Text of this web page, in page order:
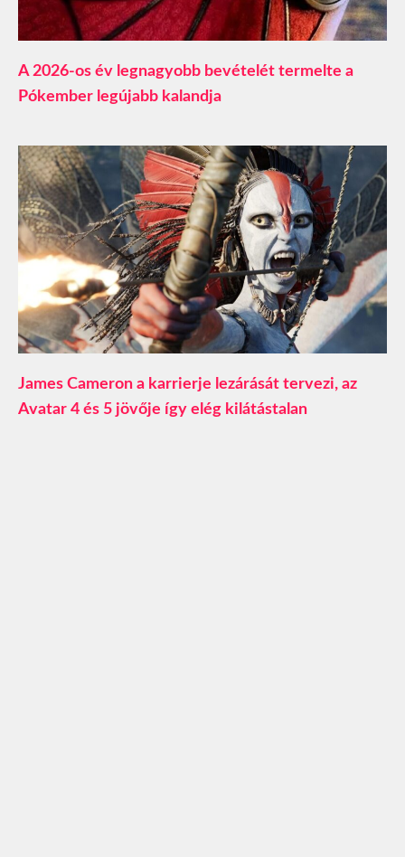
A 2026-os év legnagyobb bevételét termelte a
Pókember legújabb kalandja
James Cameron a karrierje lezárását tervezi, az
Avatar 4 és 5 jövője így elég kilátástalan